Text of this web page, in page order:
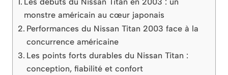
monstre américain au cœur japonais
Performances du Nissan Titan 2003 face à la
concurrence américaine
Les points forts durables du Nissan Titan :
conception, fiabilité et confort